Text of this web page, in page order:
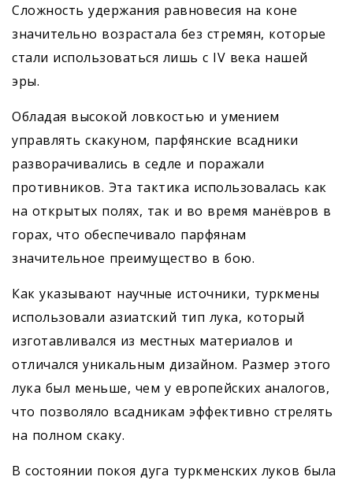
Сложность удержания равновесия на коне
значительно возрастала без стремян, которые
стали использоваться лишь с IV века нашей
эры.
Обладая высокой ловкостью и умением
управлять скакуном, парфянские всадники
разворачивались в седле и поражали
противников. Эта тактика использовалась как
на открытых полях, так и во время манёвров в
горах, что обеспечивало парфянам
значительное преимущество в бою.
Как указывают научные источники, туркмены
использовали азиатский тип лука, который
изготавливался из местных материалов и
отличался уникальным дизайном. Размер этого
лука был меньше, чем у европейских аналогов,
что позволяло всадникам эффективно стрелять
на полном скаку.
В состоянии покоя дуга туркменских луков была